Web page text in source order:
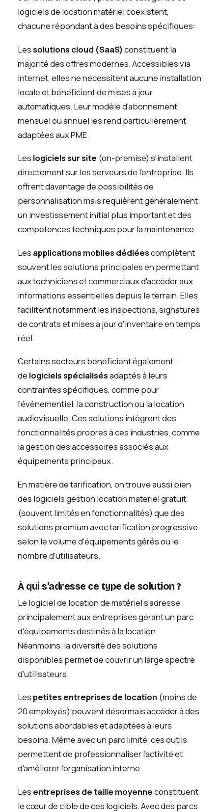
logiciels de location matériel coexistent,
chacune répondant à des besoins spécifiques:
Lessolutions cloud (SaaS)constituent la
majorité des offres modernes. Accessibles via
internet, elles ne nécessitent aucune installation
locale et bénéficient de mises à jour
automatiques. Leur modèle d'abonnement
mensuel ou annuel les rend particulièrement
adaptées aux PME.
Les logiciels sur site (on-premise) s'installent
directement sur les serveurs de l'entreprise. Ils
offrent davantage de possibilités de
personnalisation mais requièrent généralement
un investissement initial plus important et des
compétences techniques pour la maintenance.
Les applications mobiles dédiéescomplètent
souvent les solutions principales en permettant
aux techniciens et commerciaux d'accéder aux
informations essentielles depuis le terrain. Elles
facilitent notamment les inspections, signatures
de contrats et mises à jour d'inventaire en temps
réel.
Certains secteurs bénéficient également
de logiciels spécialisésadaptés à leurs
contraintes spécifiques, comme pour
l'événementiel, la construction ou la location
audiovisuelle. Ces solutions intègrent des
fonctionnalités propres à ces industries, comme
la gestion des accessoires associés aux
équipements principaux.
En matière de tarification, on trouve aussi bien
des logiciels gestion location materiel gratuit
(souvent limités en fonctionnalités) que des
solutions premium avec tarification progressive
selon le volume d'équipements gérés ou le
nombre d'utilisateurs.
À qui s'adresse ce type de solution ?
Le logiciel de location de matériel s'adresse
principalement aux entreprises gérant un parc
d'équipements destinés à la location.
Néanmoins, la diversité des solutions
disponibles permet de couvrir un large spectre
d'utilisateurs.
Les petites entreprises de location (moins de
20 employés) peuvent désormais accéder à des
solutions abordables et adaptées à leurs
besoins. Même avec un parc limité, ces outils
permettent de professionnaliser l'activité et
d'améliorer l'organisation interne.
Les entreprises de taille moyenneconstituent
le cœur de cible de ces logiciels. Avec des parcs